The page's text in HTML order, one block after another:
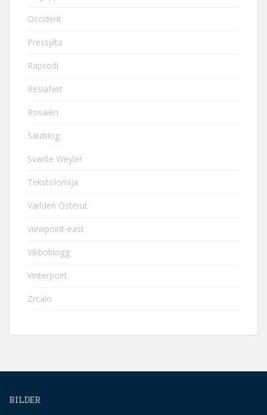
Occident
Pressylta
Rapsodi
ResiaNet
Rosaièn
Salzblog
Svante Weyler
Tekstolomija
Världen Österut
viewpoint-east
Vikboblogg
Vinterpoet
Zrcalo
BILDER